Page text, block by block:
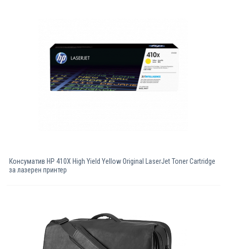
Консуматив HP 410X High Yield Yellow Original LaserJet Toner Cartridge
за лазерен принтер